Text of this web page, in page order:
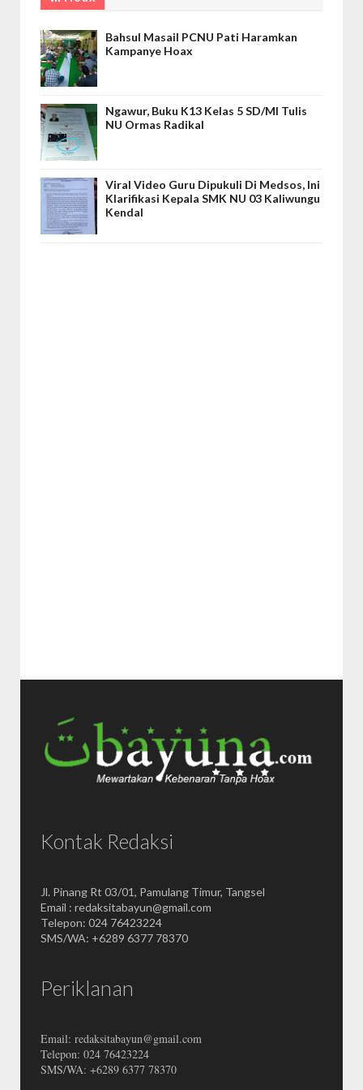
Bahsul Masail PCNU Pati Haramkan
Kampanye Hoax
Ngawur, Buku K13 Kelas 5 SD/MI Tulis
NU Ormas Radikal
Viral Video Guru Dipukuli Di Medsos, Ini
Klarifikasi Kepala SMK NU 03 Kaliwungu
Kendal
Kontak Redaksi
Jl. Pinang Rt 03/01, Pamulang Timur, Tangsel
Email : redaksitabayun@gmail.com
Telepon: 024 76423224
SMS/WA: +6289 6377 78370
Periklanan
Email: redaksitabayun@gmail.com
Telepon: 024 76423224
SMS/WA: +6289 6377 78370